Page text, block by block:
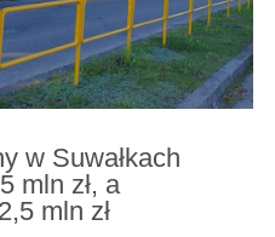
w Suwałkach
mln zł, a
mln zł